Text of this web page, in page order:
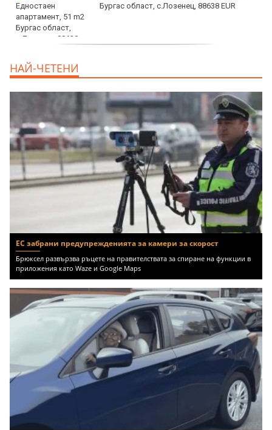
Бургас област, с.Лозенец, 88638 EUR
EUR
НАЙ-ЧЕТЕНИ
ЕС забрани предупрежденията за камери за скорост
Брюксел развързва ръцете на правителствата за спиране на функции в
приложения като Waze и Google Maps